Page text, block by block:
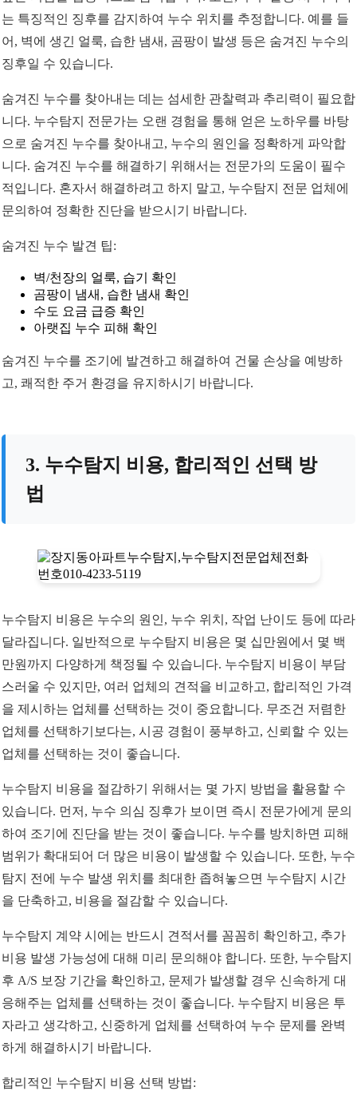
는 특징적인 징후를 감지하여 누수 위치를 추정합니다. 예를 들
어, 벽에 생긴 얼룩, 습한 냄새, 곰팡이 발생 등은 숨겨진 누수의
징후일 수 있습니다.
숨겨진 누수를 찾아내는 데는 섬세한 관찰력과 추리력이 필요합
니다. 누수탐지 전문가는 오랜 경험을 통해 얻은 노하우를 바탕
으로 숨겨진 누수를 찾아내고, 누수의 원인을 정확하게 파악합
니다. 숨겨진 누수를 해결하기 위해서는 전문가의 도움이 필수
적입니다. 혼자서 해결하려고 하지 말고, 누수탐지 전문 업체에
문의하여 정확한 진단을 받으시기 바랍니다.
숨겨진 누수 발견 팁:
벽/천장의 얼룩, 습기 확인
곰팡이 냄새, 습한 냄새 확인
수도 요금 급증 확인
아랫집 누수 피해 확인
숨겨진 누수를 조기에 발견하고 해결하여 건물 손상을 예방하
고, 쾌적한 주거 환경을 유지하시기 바랍니다.
3. 누수탐지 비용, 합리적인 선택 방
법
누수탐지 비용은 누수의 원인, 누수 위치, 작업 난이도 등에 따라
달라집니다. 일반적으로 누수탐지 비용은 몇 십만원에서 몇 백
만원까지 다양하게 책정될 수 있습니다. 누수탐지 비용이 부담
스러울 수 있지만, 여러 업체의 견적을 비교하고, 합리적인 가격
을 제시하는 업체를 선택하는 것이 중요합니다. 무조건 저렴한
업체를 선택하기보다는, 시공 경험이 풍부하고, 신뢰할 수 있는
업체를 선택하는 것이 좋습니다.
누수탐지 비용을 절감하기 위해서는 몇 가지 방법을 활용할 수
있습니다. 먼저, 누수 의심 징후가 보이면 즉시 전문가에게 문의
하여 조기에 진단을 받는 것이 좋습니다. 누수를 방치하면 피해
범위가 확대되어 더 많은 비용이 발생할 수 있습니다. 또한, 누수
탐지 전에 누수 발생 위치를 최대한 좁혀놓으면 누수탐지 시간
을 단축하고, 비용을 절감할 수 있습니다.
누수탐지 계약 시에는 반드시 견적서를 꼼꼼히 확인하고, 추가
비용 발생 가능성에 대해 미리 문의해야 합니다. 또한, 누수탐지
후 A/S 보장 기간을 확인하고, 문제가 발생할 경우 신속하게 대
응해주는 업체를 선택하는 것이 좋습니다. 누수탐지 비용은 투
자라고 생각하고, 신중하게 업체를 선택하여 누수 문제를 완벽
하게 해결하시기 바랍니다.
합리적인 누수탐지 비용 선택 방법: